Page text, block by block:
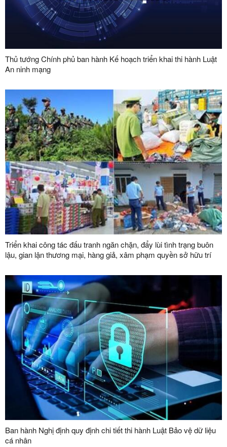
Thủ tướng Chính phủ ban hành Kế hoạch triển khai thi hành Luật
An ninh mạng
Triển khai công tác đấu tranh ngăn chặn, đẩy lùi tình trạng buôn
lậu, gian lận thương mại, hàng giả, xâm phạm quyền sở hữu trí
Ban hành Nghị định quy định chi tiết thi hành Luật Bảo vệ dữ liệu
cá nhân